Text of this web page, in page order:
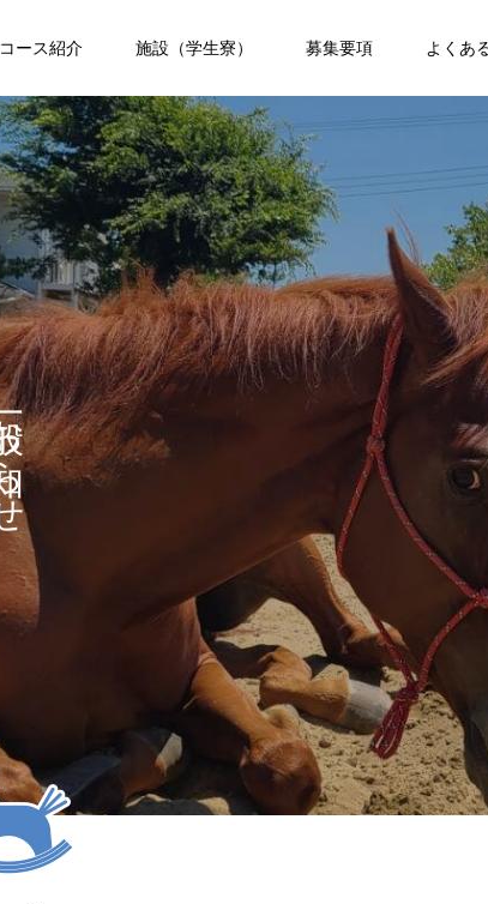
コース紹介 施設（学生寮） 募集要項 よくあ